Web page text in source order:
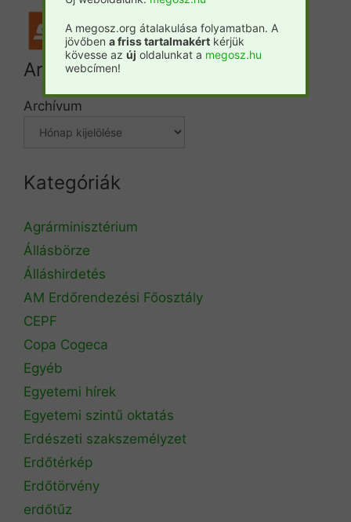
Archívum
Archívum
Kategóriák
Agrárminisztérium
Állásbörze
Álláshirdetés
AM Erdőrendezési Főosztály
CEPF
Copa Cogeca
Egyéb
Egyetemi hírek
Egyetemi szintű oktatás
Erdészeti szakszemélyzet
Erdőtérkép
Erdőtörvény
erdőtűz
A megosz.org átalakulása folyamatban. A
jövőben a friss tartalmakért kérjük
kövesse az új oldalunkat a megosz.hu
webcímen!